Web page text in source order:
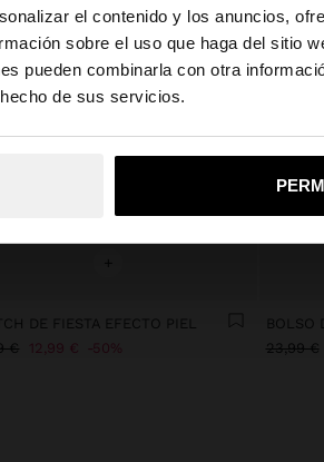
el contenido y los anuncios,
sobre el uso que haga del sitio
pueden combinarla con otra
de sus servicios.
¿Quieres ir a la web de United
continuar en la web de España
DE FIESTA EFECTO PIEL
€ 12,99 € 50% 23,99 €